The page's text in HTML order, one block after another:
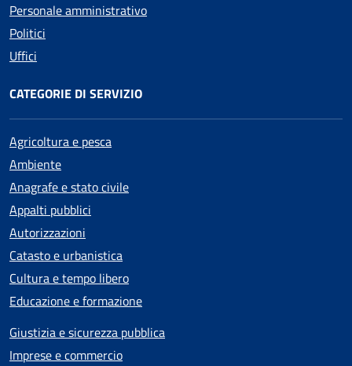
Personale amministrativo
Politici
Uffici
CATEGORIE DI SERVIZIO
Agricoltura e pesca
Ambiente
Anagrafe e stato civile
Appalti pubblici
Autorizzazioni
Catasto e urbanistica
Cultura e tempo libero
Educazione e formazione
Giustizia e sicurezza pubblica
Imprese e commercio